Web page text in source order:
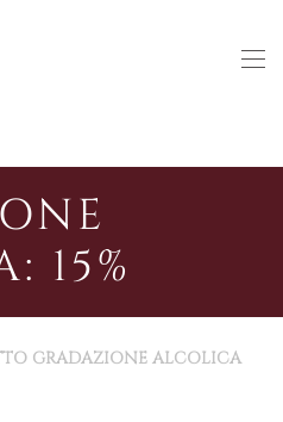
15%
GRADAZIONE ALCOLICA